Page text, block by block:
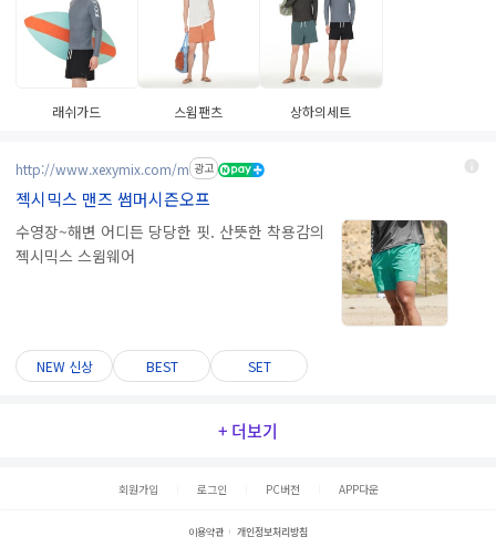
래쉬가드 스윔팬츠 상하의세트
http://www.xexymix.com/m 광고
젝시믹스 맨즈 썸머시즌오프
수영장~해변 어디든 당당한 핏. 산뜻한 착용감의
젝시믹스 스윔웨어
NEW 신상 BEST SET
+ 더보기
회원가입 로그인 PC버전 APP다운
이용약관 개인정보처리방침